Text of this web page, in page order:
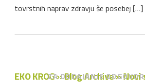
tovrstnih naprav zdravju še posebej […]
EKO KROG » Blog Archive »
ZA DODAJANJE